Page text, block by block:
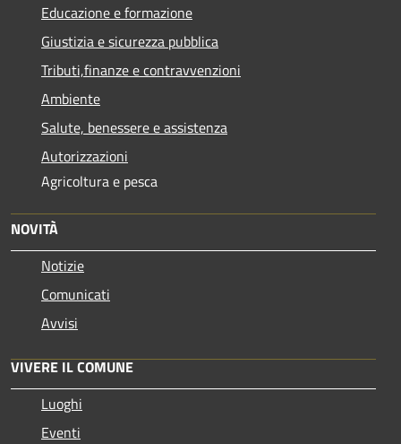
Educazione e formazione
Giustizia e sicurezza pubblica
Tributi,finanze e contravvenzioni
Ambiente
Salute, benessere e assistenza
Autorizzazioni
Agricoltura e pesca
NOVITÀ
Notizie
Comunicati
Avvisi
VIVERE IL COMUNE
Luoghi
Eventi